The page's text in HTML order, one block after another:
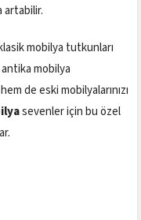
artabilir.
mobilya tutkunları
mobilya
de eski mobilyalarınızı
sevenler için bu özel